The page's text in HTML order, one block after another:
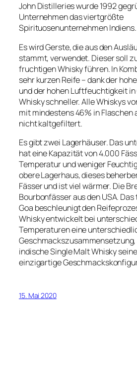
John Distilleries wurde 1992
Unternehmen das viertgrößte
Spirituosenunternehmen Indiens.
Es wird Gerste, die aus den
stammt, verwendet. Dieser soll
fruchtigen Whisky führen. In
sehr kurzen Reife – dank der
und der hohen Luftfeuchtigkeit
Whisky schneller. Alle Whiskys
mit mindestens 46% in Flaschen
nicht kaltgefiltert.
Es gibt zwei Lagerhäuser. Das
hat eine Kapazität von 4.000
Temperatur und weniger
obere Lagerhaus, dieses
Fässer und ist viel wärmer. Die
Bourbonfässer aus den USA.
Goa beschleunigt den
Whisky entwickelt bei
Temperaturen eine
Geschmackszusammensetzung,
indische Single Malt Whisky
einzigartige
15. Mai 2020